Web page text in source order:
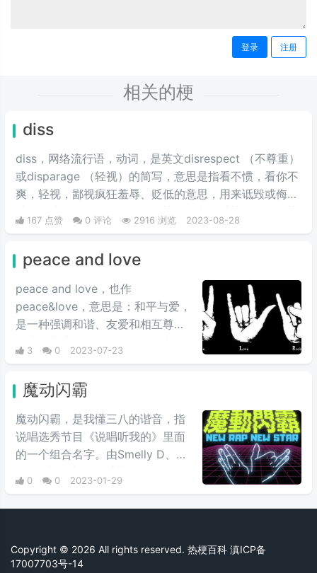
登录 注册
相关的梗
diss
diss，网络流行语，动词，是英文disrespect （不尊重）
或disparage （轻视）的简写，意思是指看不惯，看你不
爽，轻视，鄙视疯狂羞辱、贬低的意思，用来诋毁或侮辱
人，用来描述诋毁，抹黑，鄙视或者有目的性的针对等动
167 点赞 0 评论 2916 浏览 2023-08-28
peace and love
peace and love，也作
peace&love，意思是：和平与爱，
是一种强调和谐、友爱和相互尊重
3 0 2023-07-23
魔动闪霸
魔动闪霸，是我懂三八的谐音，指‌‌‌‌‌‌‌‌‌
说唱选秀节目《说唱听我的》里面
的一个组合名字。由Smelly D、
New Star 魔动闪霸”配上魔性的手
0 0 2023-01-29
Copyright © 2026 All rights reserved. 热梗百科 滇ICP备
17007703号-14